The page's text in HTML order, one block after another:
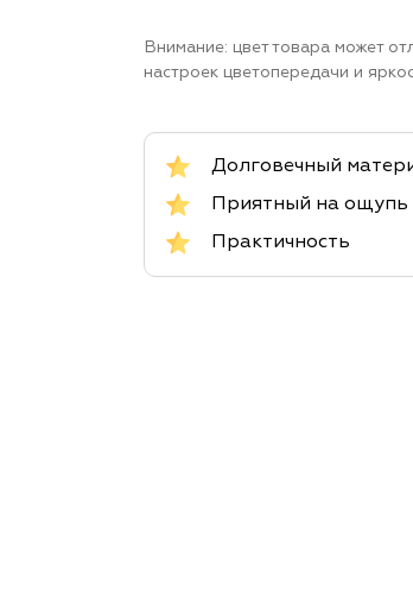
Внимание: цвет товара может
настроек цветопередачи и
Долговечный
Приятный на ощупь
Практичность